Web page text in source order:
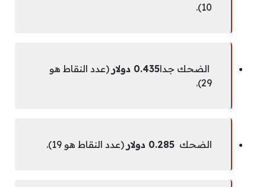
10).
الضحك جدا0.435 دولار
(عدد النقاط هو
29).
الضحك 0.285 دولار (عدد النقاط هو 19).